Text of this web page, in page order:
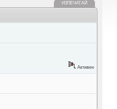
ИЗПЕЧАТАЙ
Активен